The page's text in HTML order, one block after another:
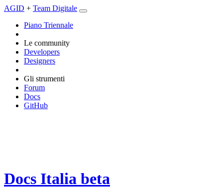
AGID + Team Digitale
Piano Triennale
Le community
Developers
Designers
Gli strumenti
Forum
Docs
GitHub
Docs Italia beta